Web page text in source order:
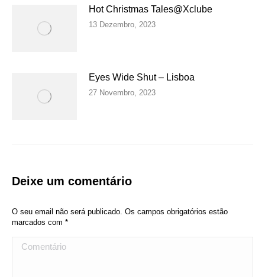
Hot Christmas Tales@Xclube
13 Dezembro, 2023
Eyes Wide Shut – Lisboa
27 Novembro, 2023
Deixe um comentário
O seu email não será publicado. Os campos obrigatórios estão
marcados com *
Comentário